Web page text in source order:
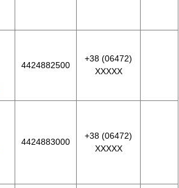
4424882500
+38 (06472)
XXXXX
4424883000
+38 (06472)
XXXXX